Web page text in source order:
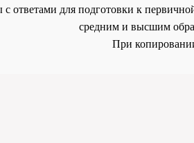
с ответами для подготовки к
средним и высшим
При